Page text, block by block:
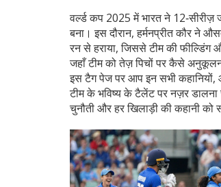
वर्ल्ड कप 2025 में भारत ने
बना। इस दौरान, हर्मनप्रीत कौर ने
रन से हराया, जिससे टीम की फील्डिंग
जहाँ टीम को तेज़ पिचों पर कैसे
इस टैग पेज पर आप इन सभी कहानियों,
टीम के भविष्य के टैलेंट पर नज़र
चुनौती और हर खिलाड़ी की कहानी को